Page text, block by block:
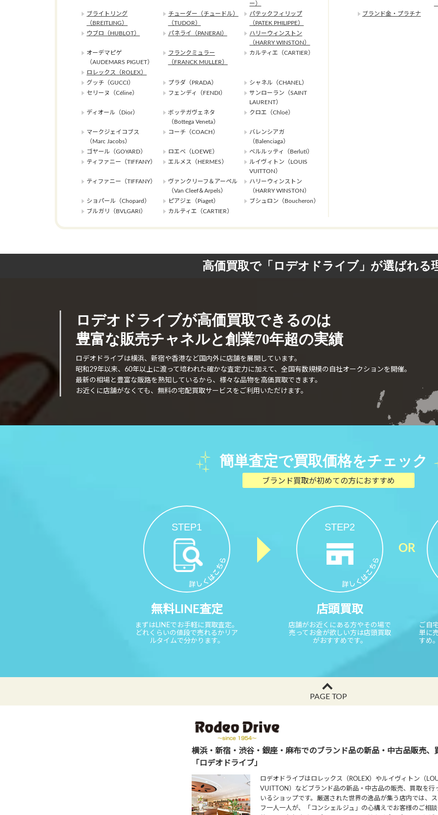
ー）
ブライトリング
（BREITLING）
チューダー（チュードル）
（TUDOR）
パテックフィリップ
（PATEK PHILIPPE）
ウブロ（HUBLOT）
パネライ（PANERAI）
ハリーウィンストン
（HARRY WINSTON）
オーデマピゲ
（AUDEMARS PIGUET）
フランクミュラー
（FRANCK MULLER）
カルティエ（CARTIER）
ロレックス（ROLEX）
グッチ（GUCCI）
プラダ（PRADA）
シャネル（CHANEL）
セリーヌ（Céline）
フェンディ（FENDI）
サンローラン（SAINT
LAURENT）
ディオール（Dior）
ボッテガヴェネタ
（Bottega Veneta）
クロエ（Chloé）
マークジェイコブス
（Marc Jacobs）
コーチ（COACH）
バレンシアガ
（Balenciaga）
ゴヤール（GOYARD）
ロエベ（LOEWE）
ベルルッティ（Berluti）
ティファニー（TIFFANY）
エルメス（HERMES）
ルイヴィトン（LOUIS
VUITTON）
ティファニー（TIFFANY）
ヴァンクリーフ＆アーペル
（Van Cleef＆Arpels）
ハリーウィンストン
（HARRY WINSTON）
ショパール（Chopard）
ピアジェ（Piaget）
ブシュロン（Boucheron）
ブルガリ（BVLGARI）
カルティエ（CARTIER）
ブランド金・プラチナ
高価買取で「ロデオドライブ」が選ばれる
ロデオドライブが高価買取できるのは
豊富な販売チャネルと創業70年超の実績
ロデオドライブは横浜、新宿や香港など国内外に店舗を展開しています。
昭和29年以来、60年以上に渡って培われた確かな査定力に加えて、全国有数規模の自社オークションを開催。
最新の相場と豊富な販路を熟知しているから、様々な品物を高価買取できます。
お近くに店舗がなくても、無料の宅配買取サービスをご利用いただけます。
簡単査定で買取価格をチェック
ブランド買取が初めての方におすすめ
STEP1
無料LINE査定
まずはLINEでお手軽に買取査定。
どれくらいの値段で売れるかリア
ルタイムで分かります。
STEP2
店頭買取
店舗がお近くにある方やその場で
売ってお金が欲しい方は店頭買取
がおすすめです。
ご自
単に
すめ
PAGE TOP
横浜・新宿・渋谷・銀座・麻布でのブランド品の新品・中古品販売、
「ロデオドライブ」
ロデオドライブはロレックス（ROLEX）やルイヴィトン（
VUITTON）などブランド品の新品・中古品の販売、買取を行
いるショップです。厳選された世界の逸品が集う店内では、
フ一人一人が、「コンシェルジュ」の心構えでお客様のご相